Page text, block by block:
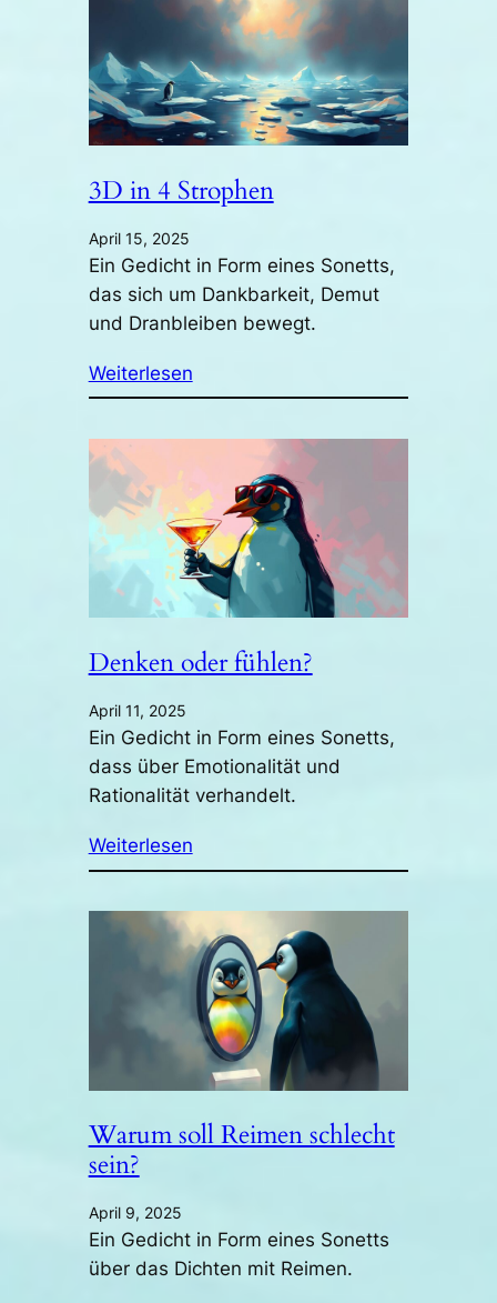
3D in 4 Strophen
April 15, 2025
Ein Gedicht in Form eines Sonetts,
das sich um Dankbarkeit, Demut
und Dranbleiben bewegt.
Weiterlesen
Denken oder fühlen?
April 11, 2025
Ein Gedicht in Form eines Sonetts,
dass über Emotionalität und
Rationalität verhandelt.
Weiterlesen
Warum soll Reimen schlecht
sein?
April 9, 2025
Ein Gedicht in Form eines Sonetts
über das Dichten mit Reimen.